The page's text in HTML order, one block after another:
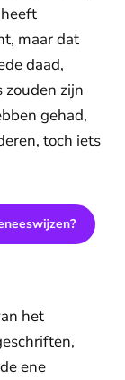
maar dat
daad,
zouden zijn
gehad,
toch iets
het
ene